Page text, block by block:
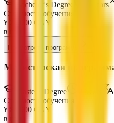
Bachelor's Degree 4 Years
Стоимость обучения
¥
24,000 CNY
в год
Посмотреть программу
Магистерская
Master's Degree
Стоимость обучения
¥
84,000 CNY
в год